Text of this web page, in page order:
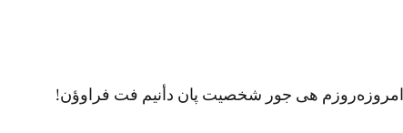
هی جور شخصیت پان دأنیم فت فراوؤن!